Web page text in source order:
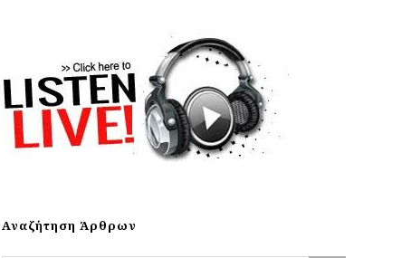
Αναζήτηση Άρθρων